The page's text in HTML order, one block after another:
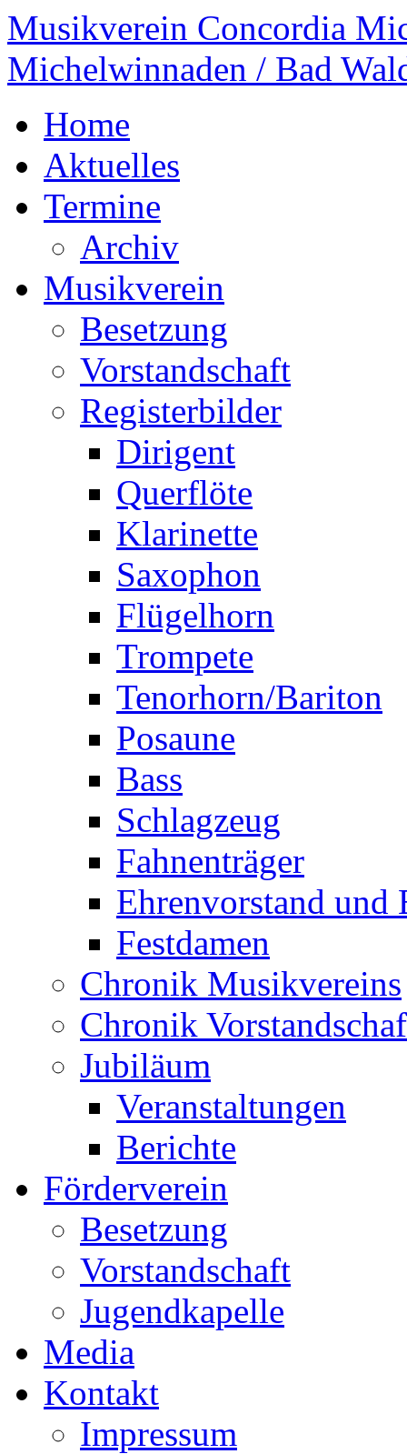
Musikverein Concordia
Michelwinnaden / Bad
Home
Aktuelles
Termine
Archiv
Musikverein
Besetzung
Vorstandschaft
Registerbilder
Dirigent
Querflöte
Klarinette
Saxophon
Flügelhorn
Trompete
Tenorhorn/Bariton
Posaune
Bass
Schlagzeug
Fahnenträger
Ehrenvorstand und
Festdamen
Chronik Musikvereins
Chronik
Jubiläum
Veranstaltungen
Berichte
Förderverein
Besetzung
Vorstandschaft
Jugendkapelle
Media
Kontakt
Impressum